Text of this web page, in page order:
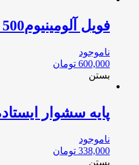
فویل آلومينيوم500 گرمی مارك تيام
ناموجود
600,000 تومان
بستن
پایه سشوار
ناموجود
338,000 تومان
بستن